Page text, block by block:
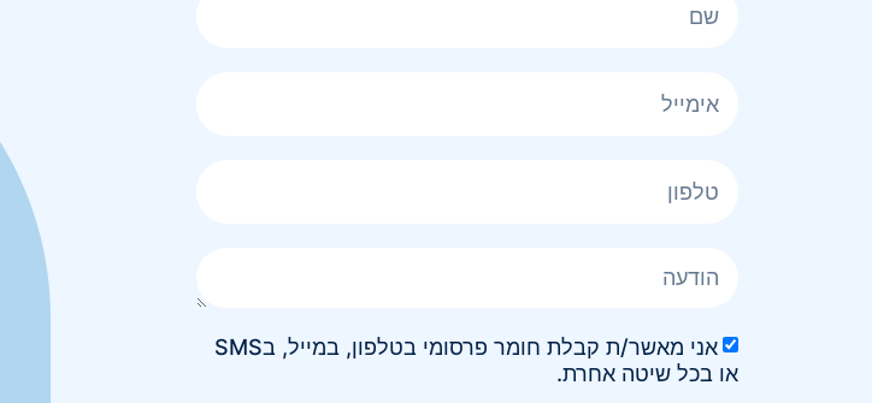
אני מאשר/ת קבלת חומר פרסומי בטלפון, במייל, בSMS
או בכל שיטה אחרת.